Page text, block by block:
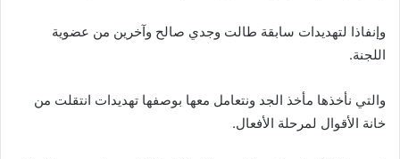
وإنفاذا لتهديدات سابقة طالت وجدي صالح وآخرين من عضوية
اللجنة.
والتي نأخذها مأخذ الجد ونتعامل معها بوصفها تهديدات انتقلت من
خانة الأقوال لمرحلة الأفعال.